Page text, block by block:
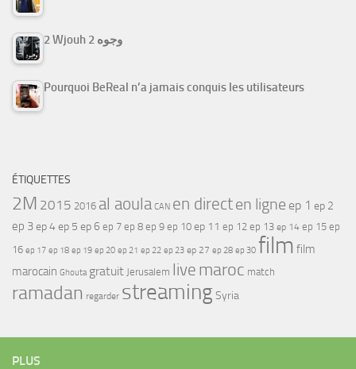
2 Wjouh 2 وجوه
Pourquoi BeReal n’a jamais conquis les utilisateurs
ÉTIQUETTES
2M 2015 2016 al aoula CAN en directen ligne ep 1 ep 2
ep 3ep 4ep 5 ep 6 ep 7 ep 8 ep 9 ep 10 ep 11 ep 12 ep 13 ep 14 ep 15 ep
16 ep 17 ep 18 ep 19 ep 20 ep 21 ep 22 ep 23 ep 27 ep 28 ep 30 film film
marocain Ghouta gratuit Jerusalem live maroc match
ramadan regarder streamingSyria
PLUS